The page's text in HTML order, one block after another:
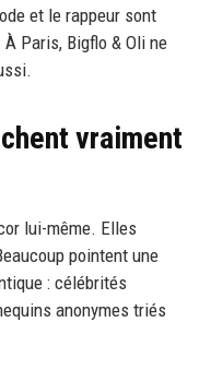
et le rappeur sont
Paris, Bigflo & Oli ne
vraiment
lui-même. Elles
pointent une
: célébrités
anonymes triés